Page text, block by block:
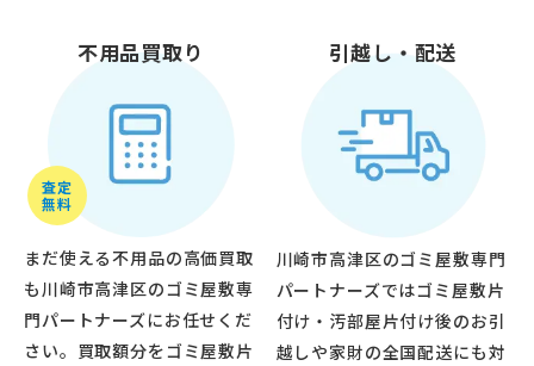
不用品買取り
査定
無料
まだ使える不用品の高価買取
も川崎市高津区のゴミ屋敷専
門パートナーズにお任せくだ
さい。買取額分をゴミ屋敷片
引越し・配送
川崎市高津区のゴミ屋敷専門
パートナーズではゴミ屋敷片
付け・汚部屋片付け後のお引
越しや家財の全国配送にも対